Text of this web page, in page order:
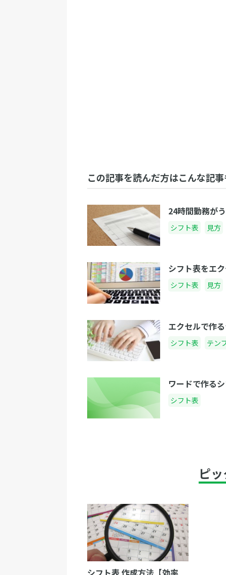
この記事を読んだ方はこんな記
24時間勤務が
シフト表 見方
シフト表をエ
シフト表 見方
エクセルで作
シフト表 テン
ワードで作る
シフト表
ピ
シフト表 作成方法【効率